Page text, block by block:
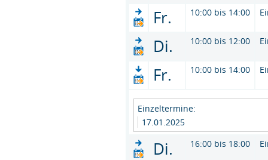
Fr. 10:00 bis 14:00
Di. 10:00 bis 12:00
Fr. 10:00 bis 14:00
Einzeltermine:
17.01.2025
Di. 16:00 bis 18:00